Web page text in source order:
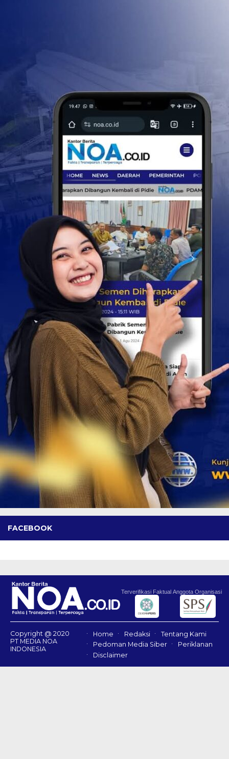
FACEBOOK
Terverifikasi Faktual Anggota Organisasi
Copyright @ 2020
PT MEDIA NOA
INDONESIA
Home Redaksi
Tentang Kami
Pedoman Media Siber
Periklanan
Disclaimer